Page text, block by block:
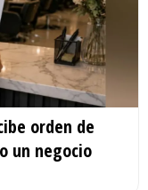
orden de
un negocio